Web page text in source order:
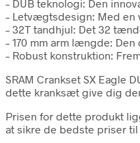
– DUB teknologi: Den
– Letvægtsdesign: Med
– 32T tandhjul: Det 32
– 170 mm arm længde:
– Robust konstruktion:
SRAM Crankset SX Eagle
dette kranksæt give dig
Prisen for dette produkt
at sikre de bedste priser til